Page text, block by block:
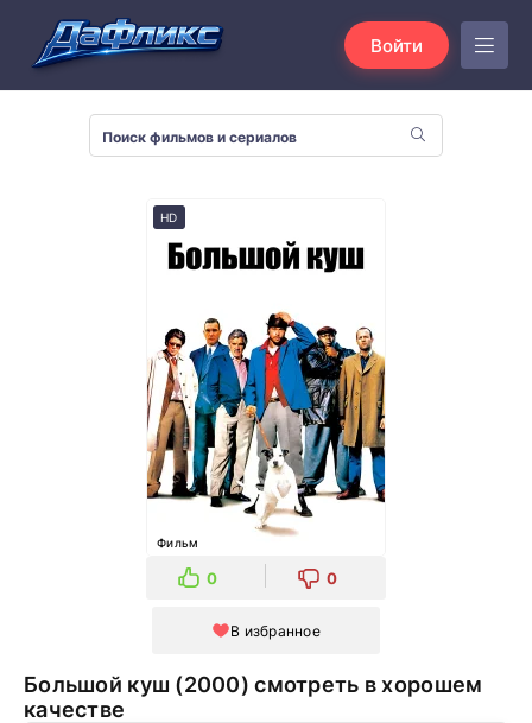
Войти
HD
Фильм
0 0
В избранное
Большой куш (2000) смотреть в хорошем
качестве